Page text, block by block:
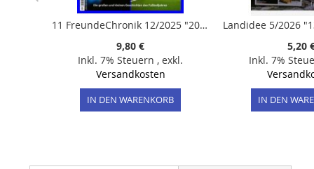
11 FreundeChronik 12/2025 "2025"
9,80 €
Inkl. 7% Steuern , exkl.
Versandkosten
IN DEN WARENKORB
5,20
Inkl. 7%
IN DEN